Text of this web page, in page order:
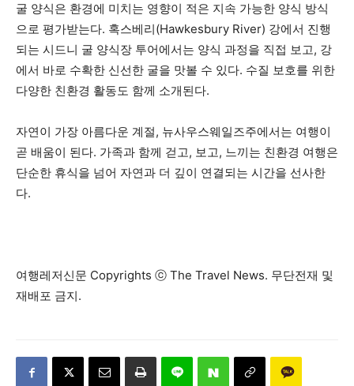
굴 양식은 환경에 미치는 영향이 적은 지속 가능한 양식 방식
으로 평가받는다. 혹스베리(Hawkesbury River) 강에서 진행
되는 시드니 굴 양식장 투어에서는 양식 과정을 직접 보고, 강
에서 바로 수확한 신선한 굴을 맛볼 수 있다. 수질 보호를 위한
다양한 친환경 활동도 함께 소개된다.
자연이 가장 아름다운 계절, 뉴사우스웨일즈주에서는 여행이
곧 배움이 된다. 가족과 함께 걷고, 보고, 느끼는 친환경 여행은
단순한 휴식을 넘어 자연과 더 깊이 연결되는 시간을 선사한
다.
여행레저신문 Copyrights ⓒ The Travel News. 무단전재 및
재배포 금지.